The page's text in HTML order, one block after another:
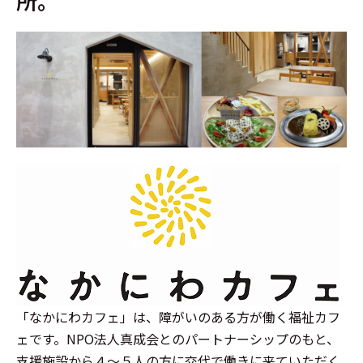
「なかにわカフェ」は、障がいのある方が働く福祉カフ
ェです。NPO法人真成会とのパートナーシップのもと、